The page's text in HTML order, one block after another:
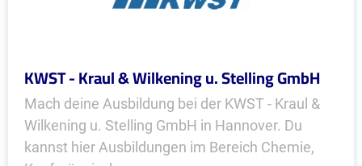
KWST - Kraul & Wilkening u. Stelling GmbH
Mach deine Ausbildung bei der KWST - Kraul &
Wilkening u. Stelling GmbH in Hannover. Du
kannst hier Ausbildungen im Bereich Chemie,